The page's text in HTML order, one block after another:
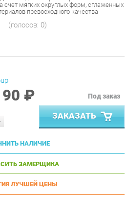
(голосов:0)
₽
ЗАКАЗАТЬ
НАЛИЧИЕ
ЗАМЕРЩИКА
ЛУЧШЕЙ ЦЕНЫ
и до ТК -
от30000 р.